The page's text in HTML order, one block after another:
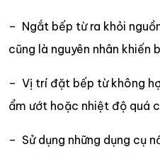
– Ngắt bếp từ ra khỏi
cũng là nguyên nhân
– Vị trí đặt bếp từ không
ẩm ướt hoặc nhiệt độ quá
– Sử dụng những dụng cụ